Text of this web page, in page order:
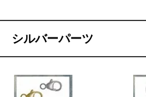
シルバーパーツ